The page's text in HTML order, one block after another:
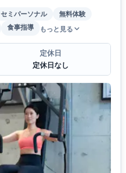
セミパーソナル
無料体験
食事指導 もっと見る
定休日
定休日なし